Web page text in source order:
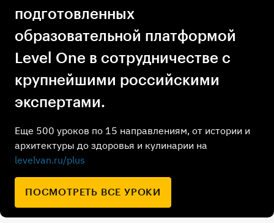
подготовленных
образовательной платформой
Level One в сотрудничестве с
крупнейшими российскими
экспертами.
Еще 500 уроков по 15 направлениям, от истории и
архитектуры до здоровья и кулинарии на
levelvan.ru/plus
ПОСМОТРЕТЬ ВСЕ УРОКИ